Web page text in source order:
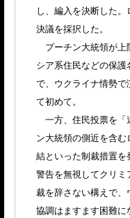
し、編入を決断した
決議を採択した。
プーチン大統領が上
シア系住民などの保
で、ウクライナ情勢
て初めて。
一方、住民投票を「
ン大統領の側近を含
結といった制裁措置
警告を無視してクリ
裁を辞さない構えで
協調はますます困難に